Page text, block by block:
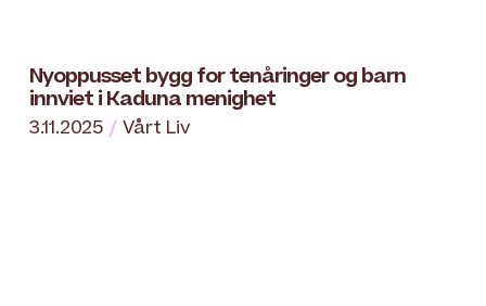
Nyoppusset bygg for tenåringer og barn
innviet i Kaduna menighet
3.11.2025 Vårt Liv